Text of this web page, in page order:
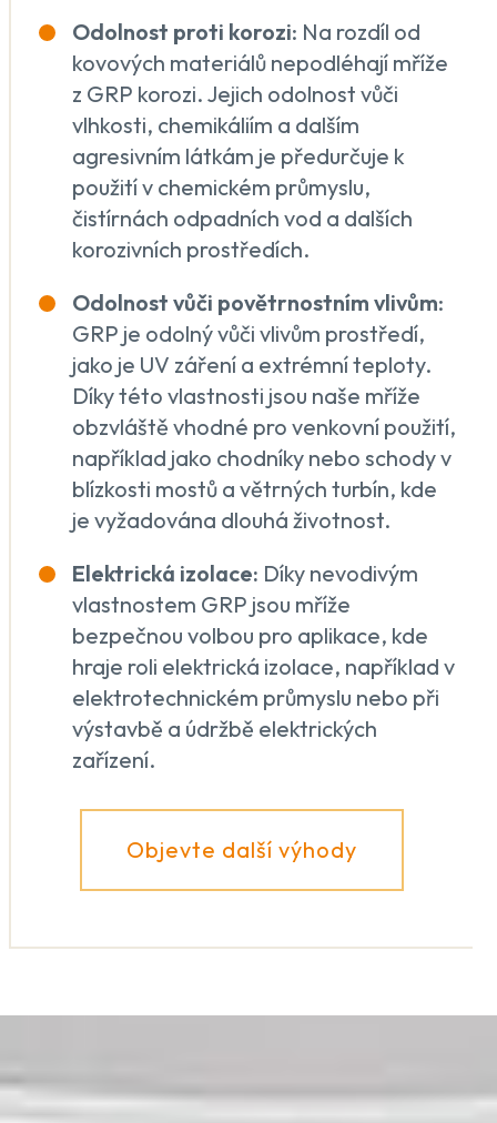
Odolnost proti korozi: Na rozdíl od
kovových materiálů nepodléhají mříže
z GRP korozi. Jejich odolnost vůči
vlhkosti, chemikáliím a dalším
agresivním látkám je předurčuje k
použití v chemickém průmyslu,
čistírnách odpadních vod a dalších
korozivních prostředích.
Odolnost vůči povětrnostním vlivům:
GRP je odolný vůči vlivům prostředí,
jako je UV záření a extrémní teploty.
Díky této vlastnosti jsou naše mříže
obzvláště vhodné pro venkovní použití,
například jako chodníky nebo schody v
blízkosti mostů a větrných turbín, kde
je vyžadována dlouhá životnost.
Elektrická izolace: Díky nevodivým
vlastnostem GRP jsou mříže
bezpečnou volbou pro aplikace, kde
hraje roli elektrická izolace, například v
elektrotechnickém průmyslu nebo při
výstavbě a údržbě elektrických
zařízení.
Objevte další výhody